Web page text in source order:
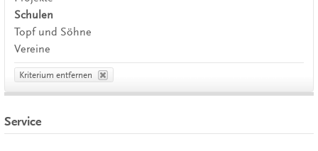
Schulen
Topf und Söhne
Vereine
Kriterium entfernen
Service